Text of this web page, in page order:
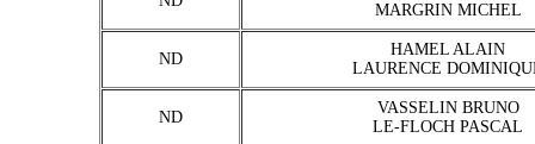
MARGRIN MICHEL
ND
HAMEL ALAIN
LAURENCE
ND
VASSELIN BRUNO
LE-FLOCH PASCAL